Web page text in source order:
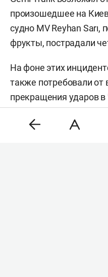
произошедшее на
судно MV Reyhan
фрукты, пострадали
На фоне этих
также потребовали от
прекращения ударов
что действия Киева